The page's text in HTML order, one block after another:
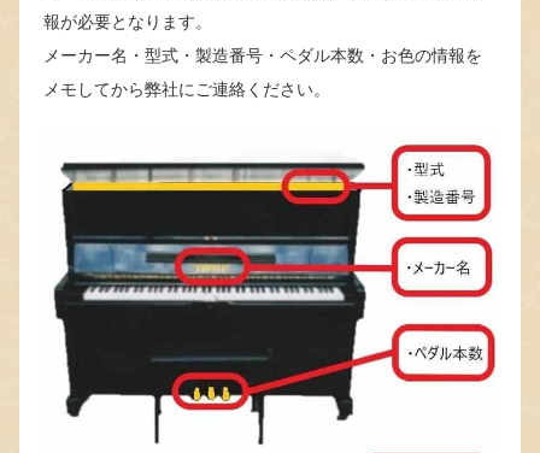
報が必要となります。
メーカー名・型式・製造番号・ペダル本数・お色の情報を
メモしてから弊社にご連絡ください。